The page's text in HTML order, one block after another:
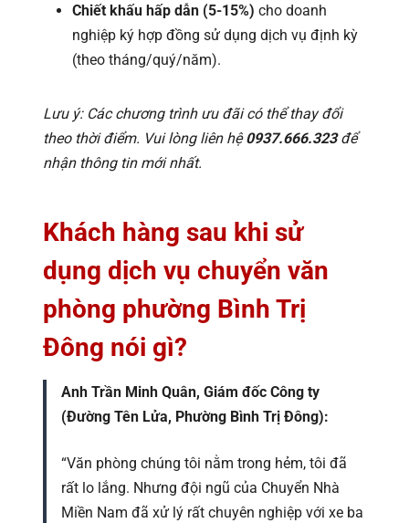
Chiết khấu hấp dẫn (5-15%) cho doanh
nghiệp ký hợp đồng sử dụng dịch vụ định kỳ
(theo tháng/quý/năm).
Lưu ý: Các chương trình ưu đãi có thể thay đổi
theo thời điểm. Vui lòng liên hệ0937.666.323để
nhận thông tin mới nhất.
Khách hàng sau khi sử
dụng dịch vụ chuyển văn
phòng phường Bình Trị
Đông nói gì?
Anh Trần Minh Quân, Giám đốc Công ty
(Đường Tên Lửa, Phường Bình Trị Đông):
“Văn phòng chúng tôi nằm trong hẻm, tôi đã
rất lo lắng. Nhưng đội ngũ của Chuyển Nhà
Miền Nam đã xử lý rất chuyên nghiệp với xe ba